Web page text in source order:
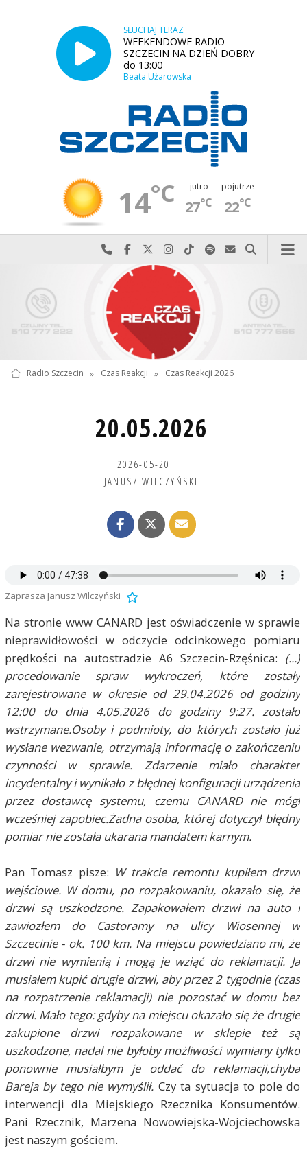
SŁUCHAJ TERAZ
WEEKENDOWE RADIO
SZCZECIN NA DZIEŃ DOBRY
do 13:00
Beata Użarowska
14°C jutro
27°C
pojutrze
22°C
Najlepiej po prostu do nas zadzwoń
Odwiedź nas na Facebook-u
Odwiedź nas na X
Odwiedź nas na Instagram-ie
Odwiedź nas na TikTok-u
Szukaj nas na Spotify
Wyślij do nas
Szukaj
Radio Szczecin » Czas Reakcji » Czas Reakcji 2026
20.05.2026
2026-05-20
JANUSZ WILCZYŃSKI
Zaprasza Janusz Wilczyński
Na stronie www CANARD jest oświadczenie w sprawie
nieprawidłowości w odczycie odcinkowego pomiaru
prędkości na autostradzie A6 Szczecin-Rzęśnica: (...)
procedowanie spraw wykroczeń, które zostały
zarejestrowane w okresie od 29.04.2026 od godziny
12:00 do dnia 4.05.2026 do godziny 9:27. zostało
wstrzymane.Osoby i podmioty, do których zostało już
wysłane wezwanie, otrzymają informację o zakończeniu
czynności w sprawie. Zdarzenie miało charakter
incydentalny i wynikało z błędnej konfiguracji urządzenia
przez dostawcę systemu, czemu CANARD nie mógł
wcześniej zapobiec.Żadna osoba, której dotyczył błędny
pomiar nie została ukarana mandatem karnym.
Pan Tomasz pisze: W trakcie remontu kupiłem drzwi
wejściowe. W domu, po rozpakowaniu, okazało się, że
drzwi są uszkodzone. Zapakowałem drzwi na auto i
zawiozłem do Castoramy na ulicy Wiosennej w
Szczecinie - ok. 100 km. Na miejscu powiedziano mi, że
drzwi nie wymienią i mogą je wziąć do reklamacji. Ja
musiałem kupić drugie drzwi, aby przez 2 tygodnie (czas
na rozpatrzenie reklamacji) nie pozostać w domu bez
drzwi. Mało tego: gdyby na miejscu okazało się że drugie
zakupione drzwi rozpakowane w sklepie też są
uszkodzone, nadal nie byłoby możliwości wymiany tylko
ponownie musiałbym je oddać do reklamacji,chyba
Bareja by tego nie wymyślił. Czy ta sytuacja to pole do
interwencji dla Miejskiego Rzecznika Konsumentów.
Pani Rzecznik, Marzena Nowowiejska-Wojciechowska
jest naszym gościem.